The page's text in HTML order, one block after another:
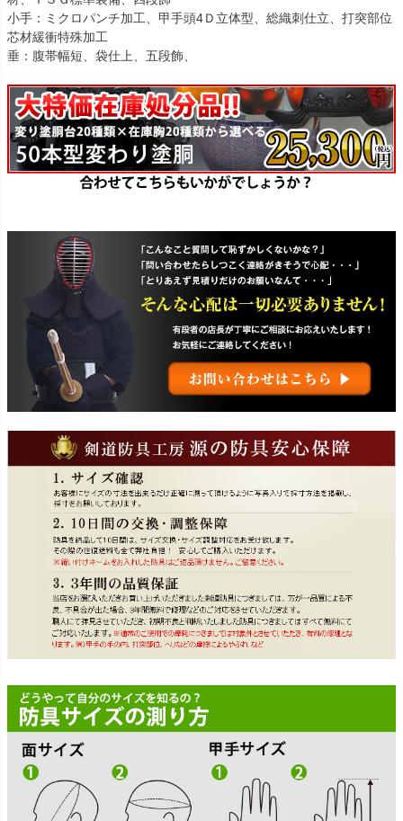
小手：ミクロパンチ加工、甲手頭4Ｄ立体型、総織刺仕立、打突部位
芯材緩衝特殊加工
垂：腹帯幅短、袋仕上、五段飾、